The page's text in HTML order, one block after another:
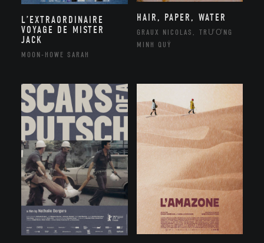
L’EXTRAORDINAIRE
VOYAGE DE MISTER
JACK
MOON-HOWE SARAH
HAIR, PAPER, WATER
GRAUX NICOLAS, TRƯƠNG
MINH QUÝ